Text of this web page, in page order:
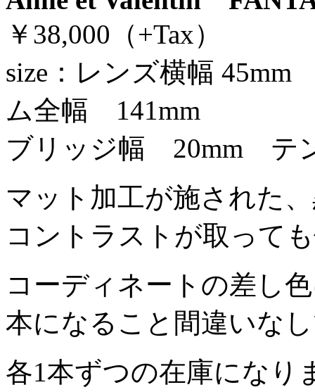
￥38,000（+Tax）
size：レンズ横幅
ム全幅 141mm
ブリッジ幅 20mm テ
マット加工が施された
コントラストが取って
コーディネートの差し
本になること間違いな
各1本ずつの在庫になり